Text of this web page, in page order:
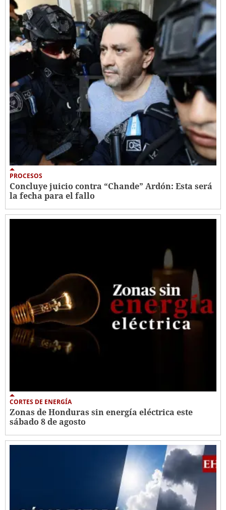
PROCESOS
Concluye juicio contra “Chande” Ardón: Esta será
la fecha para el fallo
CORTES DE ENERGÍA
Zonas de Honduras sin energía eléctrica este
sábado 8 de agosto